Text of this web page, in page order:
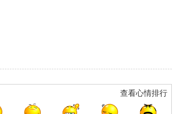
查看心情排行